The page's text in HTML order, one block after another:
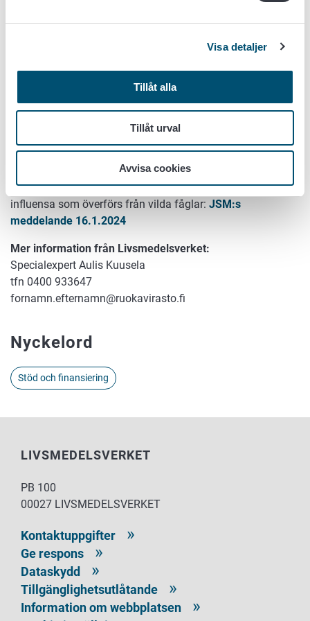
Visa detaljer
Tillåt alla
Tillåt urval
Avvisa cookies
köttproduktionen (produkten) inte orsakar avskogning.
Stödnivån för gårdarnas energiinvesteringar sjunker från
biogasinvesteringar. Gårdarna har under de senaste åren i
synnerhet investerat i solpaneler, flisvärmecentraler och till
exempel LED-belysning.
Dessutom kan investeringsstöd beviljas för skyddsstängsel
Mer informationom hur pälsdjur ska skyddas mot aviär
influensa som överförs från vilda fåglar: JSM:s
meddelande 16.1.2024
Mer information från Livsmedelsverket:
Specialexpert Aulis Kuusela
tfn 0400 933647
fornamn.efternamn@ruokavirasto.fi
Nyckelord
Stöd och finansiering
LIVSMEDELSVERKET
PB 100
00027 LIVSMEDELSVERKET
Kontaktuppgifter
Ge respons
Dataskydd
Tillgänglighetsutlåtande
Information om webbplatsen